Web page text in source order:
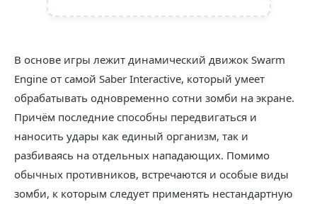
В основе игры лежит динамический движок Swarm
Engine от самой Saber Interactive, который умеет
обрабатывать одновременно сотни зомби на экране.
Причём последние способны передвигаться и
наносить удары как единый организм, так и
разбиваясь на отдельных нападающих. Помимо
обычных противников, встречаются и особые виды
зомби, к которым следует применять нестандартную